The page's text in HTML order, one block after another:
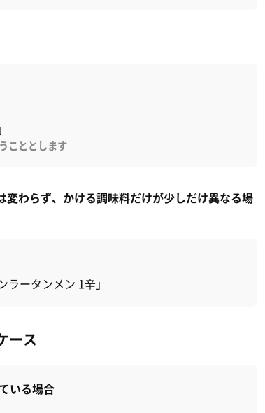
こととします
変わらず、かける調味料だけが少しだけ異なる場
ラータンメン 1辛」
ース
いる場合